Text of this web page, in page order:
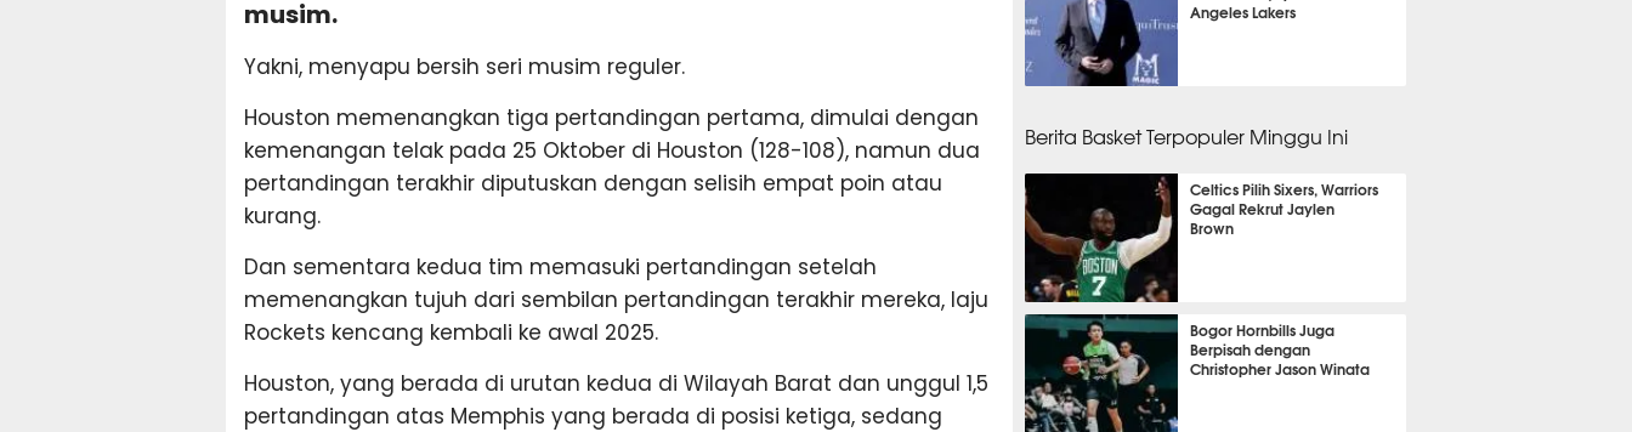
musim.
Yakni, menyapu bersih seri musim reguler.
Houston memenangkan tiga pertandingan pertama, dimulai dengan
kemenangan telak pada 25 Oktober di Houston (128-108), namun dua
pertandingan terakhir diputuskan dengan selisih empat poin atau
kurang.
Dan sementara kedua tim memasuki pertandingan setelah
memenangkan tujuh dari sembilan pertandingan terakhir mereka, laju
Rockets kencang kembali ke awal 2025.
Houston, yang berada di urutan kedua di Wilayah Barat dan unggul 1,5
pertandingan atas Memphis yang berada di posisi ketiga, sedang
Angeles Lakers
Berita Basket Terpopuler Minggu Ini
Celtics Pilih Sixers, Warriors
Gagal Rekrut Jaylen
Brown
BASKET
Bogor Hornbills Juga
Berpisah dengan
Christopher Jason Winata